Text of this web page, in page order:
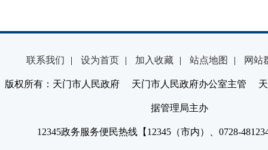
联系我们 | 设为首页 | 加入收藏 | 站点地图 | 网站
版权所有：天门市人民政府 天门市人民政府办公室主管 天
据管理局主办
12345政务服务便民热线【12345（市内）、0728-